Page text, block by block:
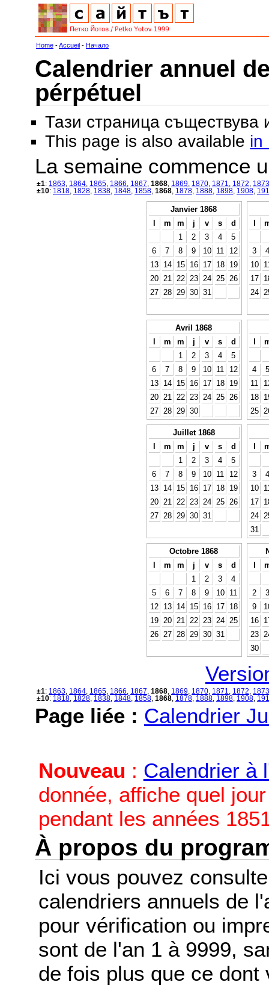
Home -Accueil - Начало
Calendrier annuel
pérpétuel
Тази страница съществува
This page is also available in
La semaine commence
±1: 1863 1864 1865 1866 1867 1868 1869 1870 1871 1872
1873
±10: 1818 1828 1838 1848 1858 1868 1878 1888 1898 1908
Janvier 1868
l
m m j v s
d
1
2 3 4
5
6
7 8 9 10 11
12
13
14 15 16 17 18
19
20
21 22 23 24 25
26
27
28 29 30 31
l
3
4
10
17
24
Avril 1868
l
m m j v s
d
1
2 3 4
5
6
7 8 9 10 11
12
13
14 15 16 17 18
19
20
21 22 23 24 25
26
27
28 29 30
l
4
5
11
18
25
Juillet 1868
l
m m j v s
d
1
2 3 4
5
6
7 8 9 10 11
12
13
14 15 16 17 18
19
20
21 22 23 24 25
26
27
28 29 30 31
l
3
4
10
17
24
31
Octobre 1868
l
m m j v s
d
1
2 3
4
5
6 7 8 9 10
11
12
13 14 15 16 17
18
19
20 21 22 23 24
25
26
27 28 29 30 31
l
2
3
9
16
23
30
±1: 1863 1864 1865 1866 1867 1868 1869 1870 1871 1872
1873
±10: 1818 1828 1838 1848 1858 1868 1878 1888 1898 1908
Page liée : Calendrier
Nouveau : Calendrier à
donnée, affiche quel
pendant les années
À propos du
Ici vous pouvez
calendriers annuels de
pour vérification ou
sont de l'an 1 à 9999,
de fois plus que ce dont